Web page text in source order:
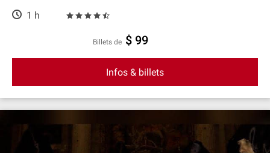
1 h
Billets de $ 99
Infos & billets